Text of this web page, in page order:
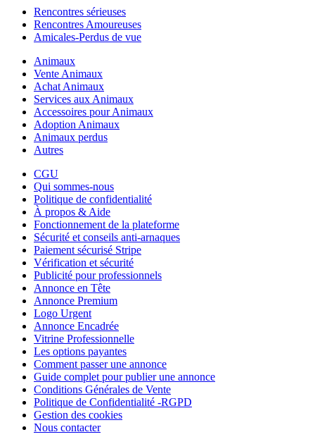
Rencontres sérieuses
Rencontres Amoureuses
Amicales-Perdus de vue
Animaux
Vente Animaux
Achat Animaux
Services aux Animaux
Accessoires pour Animaux
Adoption Animaux
Animaux perdus
Autres
CGU
Qui sommes-nous
Politique de confidentialité
À propos & Aide
Fonctionnement de la plateforme
Sécurité et conseils anti-arnaques
Paiement sécurisé Stripe
Vérification et sécurité
Publicité pour professionnels
Annonce en Tête
Annonce Premium
Logo Urgent
Annonce Encadrée
Vitrine Professionnelle
Les options payantes
Comment passer une annonce
Guide complet pour publier une annonce
Conditions Générales de Vente
Politique de Confidentialité -RGPD
Gestion des cookies
Nous contacter